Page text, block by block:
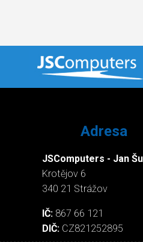
Adresa
JSComputers - Jan
Krotějov 6
340 21 Strážov
IČ: 867 66 121
DIČ: CZ821252895